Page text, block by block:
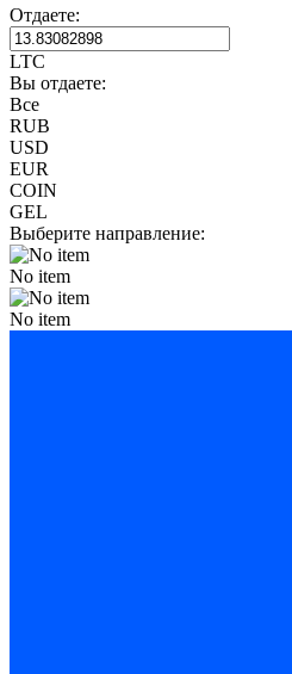
Отдаете:
LTC
Вы отдаете:
Все
RUB
USD
EUR
COIN
GEL
Выберите направление:
No item
No item